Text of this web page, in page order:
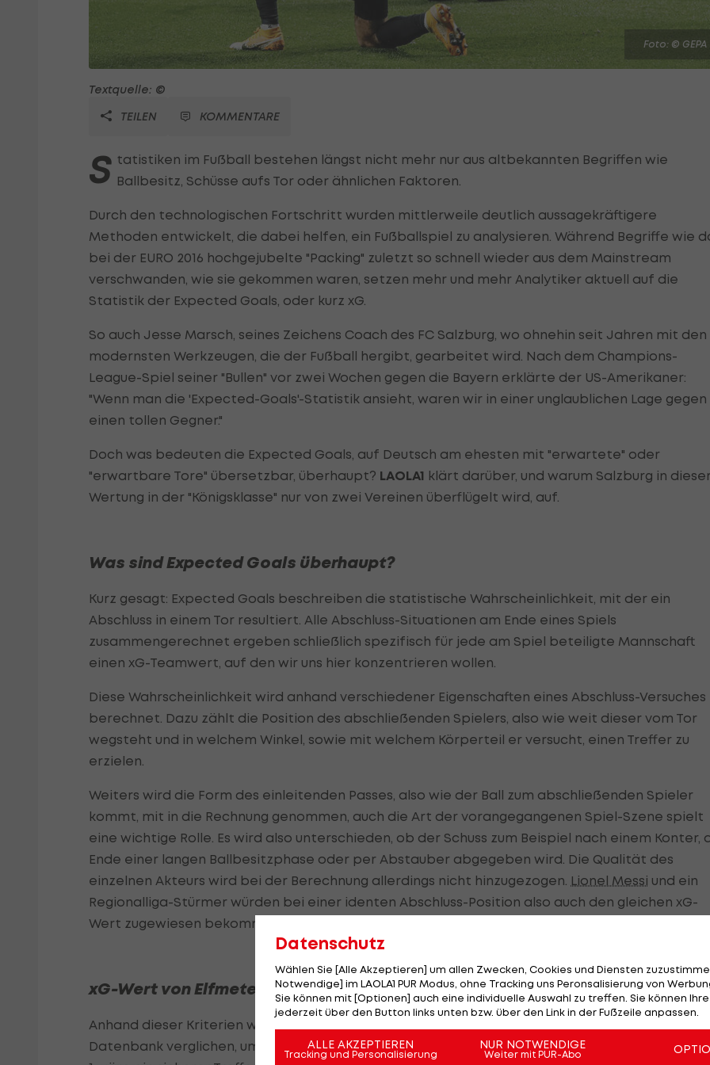
Foto: © GEPA
Textquelle: ©
TEILEN
KOMMENTARE
S tatistiken im Fußball bestehen längst nicht mehr nur aus altbekannten Begriffen wie
Ballbesitz, Schüsse aufs Tor oder ähnlichen Faktoren.
Durch den technologischen Fortschritt wurden mittlerweile deutlich aussagekräftigere
Methoden entwickelt, die dabei helfen, ein Fußballspiel zu analysieren. Während Begriffe wie
bei der EURO 2016 hochgejubelte "Packing" zuletzt so schnell wieder aus dem Mainstream
verschwanden, wie sie gekommen waren, setzen mehr und mehr Analytiker aktuell auf die
Statistik der Expected Goals, oder kurz xG.
So auch Jesse Marsch, seines Zeichens Coach des FC Salzburg, wo ohnehin seit Jahren mit den
modernsten Werkzeugen, die der Fußball hergibt, gearbeitet wird. Nach dem Champions-
League-Spiel seiner "Bullen" vor zwei Wochen gegen die Bayern erklärte der US-Amerikaner:
"Wenn man die 'Expected-Goals'-Statistik ansieht, waren wir in einer unglaublichen Lage gegen
einen tollen Gegner."
Doch was bedeuten die Expected Goals, auf Deutsch am ehesten mit "erwartete" oder
"erwartbare Tore" übersetzbar, überhaupt? LAOLA1 klärt darüber, und warum Salzburg in
Wertung in der "Königsklasse" nur von zwei Vereinen überflügelt wird, auf.
Was sind Expected Goals überhaupt?
Kurz gesagt: Expected Goals beschreiben die statistische Wahrscheinlichkeit, mit der ein
Abschluss in einem Tor resultiert. Alle Abschluss-Situationen am Ende eines Spiels
zusammengerechnet ergeben schließlich spezifisch für jede am Spiel beteiligte Mannschaft
einen xG-Teamwert, auf den wir uns hier konzentrieren wollen.
Diese Wahrscheinlichkeit wird anhand verschiedener Eigenschaften eines Abschluss-Versuches
berechnet. Dazu zählt die Position des abschließenden Spielers, also wie weit dieser vom Tor
wegsteht und in welchem Winkel, sowie mit welchem Körperteil er versucht, einen Treffer zu
erzielen.
Weiters wird die Form des einleitenden Passes, also wie der Ball zum abschließenden Spieler
kommt, mit in die Rechnung genommen, auch die Art der vorangegangenen Spiel-Szene spielt
eine wichtige Rolle. Es wird also unterschieden, ob der Schuss zum Beispiel nach einem Konter,
Ende einer langen Ballbesitzphase oder per Abstauber abgegeben wird. Die Qualität des
einzelnen Akteurs wird bei der Berechnung allerdings nicht hinzugezogen. Lionel Messi und ein
Regionalliga-Stürmer würden bei einer identen Abschluss-Position also auch den gleichen xG-
Wert zugewiesen bekommen.
xG-Wert von Elfmetern bei 0,76
Anhand dieser Kriterien wird jeder Abschluss mit tausenden ähnlichen Abschlüssen in der
Datenbank verglichen, um die Wahrscheinlichkeit eines Torerfolgs zu bestimmen. Ein xG-Wert
Datenschutz
Wählen Sie [Alle Akzeptieren] um allen Zwecken, Cookies und Diensten
Notwendige] im LAOLA1 PUR Modus, ohne Tracking uns Peronsalisierung von
Sie können mit [Optionen] auch eine individuelle Auswahl zu treffen. Sie können
jederzeit über den Button links unten bzw. über den Link in der Fußzeile anpassen.
ALLE AKZEPTIEREN
Tracking und Personalisierung
NUR NOTWENDIGE
Weiter mit PUR-Abo